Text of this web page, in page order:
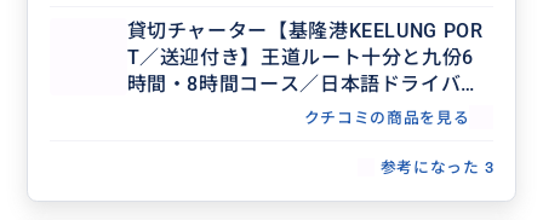
本当にありがとうございました。
貸切チャーター【基隆港KEELUNG POR
T／送迎付き】王道ルート十分と九份6
時間・8時間コース／日本語ドライバー
／クルーズ船利用者おすすめ！九份で3
クチコミの商品を見る
参考になった 3